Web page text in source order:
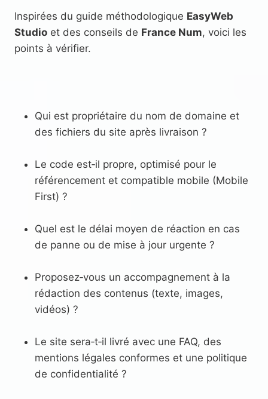
Inspirées du guide méthodologique EasyWeb
Studio et des conseils de France Num, voici les
points à vérifier.
Qui est propriétaire du nom de domaine et
des fichiers du site après livraison ?
Le code est‑il propre, optimisé pour le
référencement et compatible mobile (Mobile
First) ?
Quel est le délai moyen de réaction en cas
de panne ou de mise à jour urgente ?
Proposez‑vous un accompagnement à la
rédaction des contenus (texte, images,
vidéos) ?
Le site sera‑t‑il livré avec une FAQ, des
mentions légales conformes et une politique
de confidentialité ?